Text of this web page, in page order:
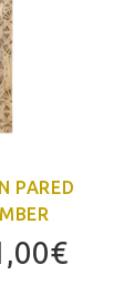
PARED
€El